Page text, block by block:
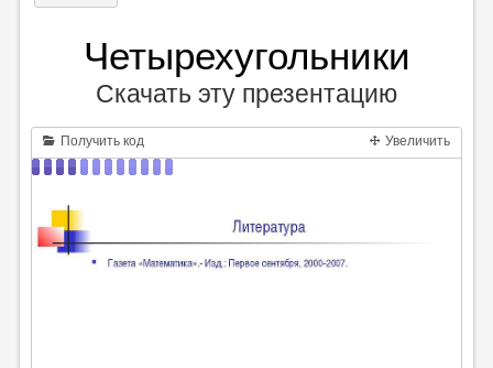
Четырехугольники
Скачать эту презентацию
Получить код Увеличить